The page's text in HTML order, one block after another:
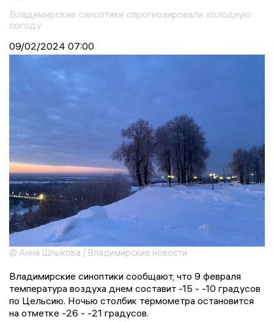
Владимирские синоптики спрогнозировали холодную
погоду
09/02/2024 07:00
© Анна Шлыкова / Владимирские новости
Владимирские синоптики сообщают, что 9 февраля
температура воздуха днем составит -15 - -10 градусов
по Цельсию. Ночью столбик термометра остановится
на отметке -26 - -21 градусов.